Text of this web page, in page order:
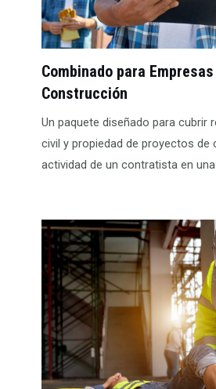
Combinado para
Construcción
Un paquete diseñado para cubrir
civil y propiedad de proyectos
actividad de un contratista en